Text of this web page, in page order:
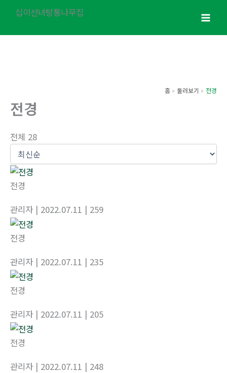
츠
십이선녀탕통나무집
홈 둘러보기 전경
전경
전체 28
전경
관리자 | 2022.07.11 | 259
전경
관리자 | 2022.07.11 | 235
전경
관리자 | 2022.07.11 | 205
전경
관리자 | 2022.07.11 | 248